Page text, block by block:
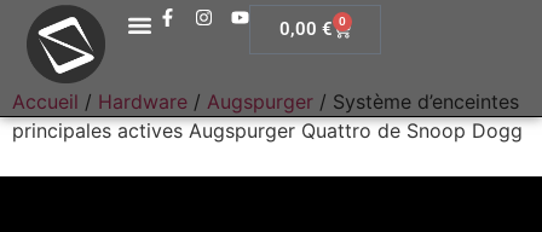
0,00 € 0
Accueil / Hardware / Augspurger / Système d’enceintes
principales actives Augspurger Quattro de Snoop Dogg